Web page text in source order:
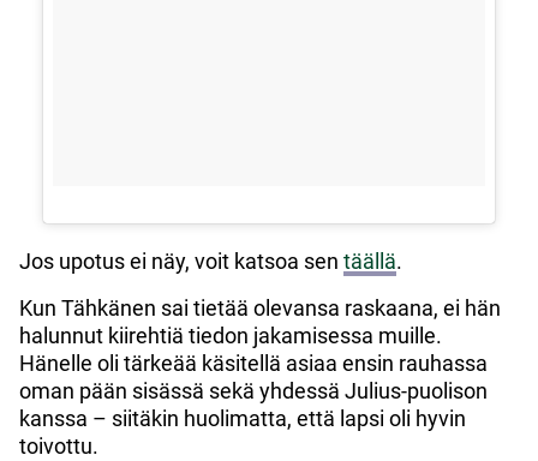
Jos upotus ei näy, voit katsoa sen täällä.
Kun Tähkänen sai tietää olevansa raskaana, ei hän
halunnut kiirehtiä tiedon jakamisessa muille.
Hänelle oli tärkeää käsitellä asiaa ensin rauhassa
oman pään sisässä sekä yhdessä Julius-puolison
kanssa – siitäkin huolimatta, että lapsi oli hyvin
toivottu.